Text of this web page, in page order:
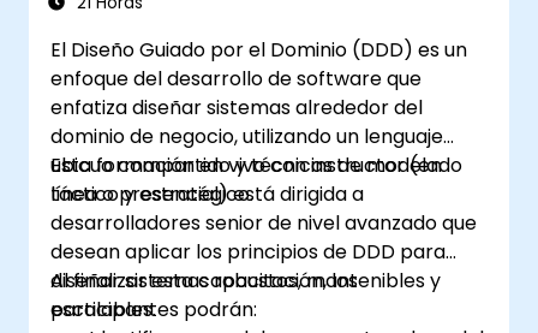
las soluciones mediante
retroalimentación y experimentación.
El Diseño Guiado por el Dominio (DDD) es un
enfoque del desarrollo de software que
enfatiza diseñar sistemas alrededor del
dominio de negocio, utilizando un lenguaje
ubicuo compartido y técnicas de modelado
táctico y estratégico.
Esta formación en vivo con instructor (en
línea o presencial) está dirigida a
desarrolladores senior de nivel avanzado que
desean aplicar los principios de DDD para
diseñar sistemas robustos, mantenibles y
escalables.
Al finalizar esta capacitación, los
participantes podrán: